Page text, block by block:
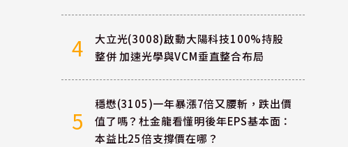
4
大立光(3008)啟動大陽科技100%持股
整併 加速光學與VCM垂直整合布局
5
穩懋(3105)一年暴漲7倍又腰斬，跌出價
值了嗎？杜金龍看懂明後年EPS基本面：
本益比25倍支撐價在哪？